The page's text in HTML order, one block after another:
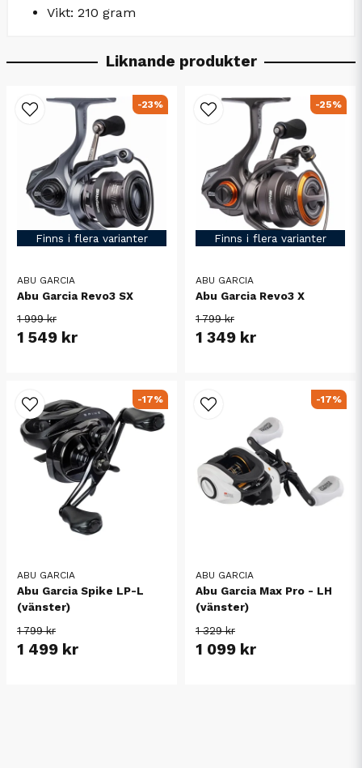
Vikt: 210 gram
Liknande produkter
Finns i flera varianter
ABU GARCIA
Abu Garcia Revo3 SX
1 999 kr
1 549 kr
-23%
Finns i flera varianter
ABU GARCIA
Abu Garcia Revo3 X
1 799 kr
1 349 kr
-25%
ABU GARCIA
Abu Garcia Spike LP-L
(vänster)
1 799 kr
1 499 kr
-17%
ABU GARCIA
Abu Garcia Max Pro - LH
(vänster)
1 329 kr
1 099 kr
-17%